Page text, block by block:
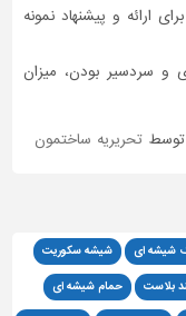
ارائه و پیشنهاد نمونه
و سردسیر بودن، میزان
توسط تحریریه ساختمون
شیشه ای شیشه سکوریت
بلاست حمام شیشه ای